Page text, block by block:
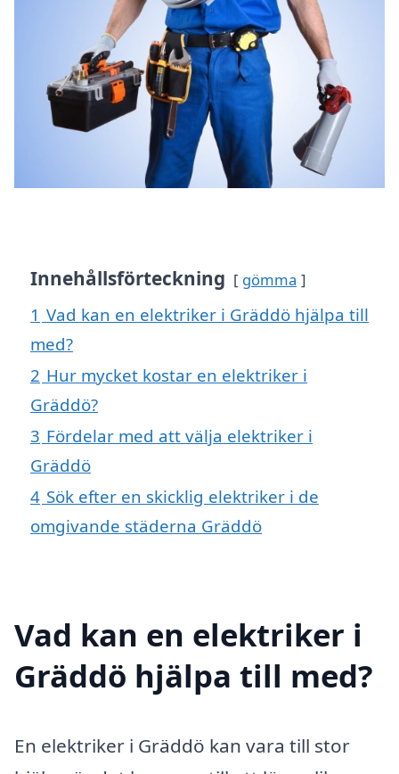
Innehållsförteckning gömma
1 Vad kan en elektriker i Gräddö hjälpa till
med?
2 Hur mycket kostar en elektriker i
Gräddö?
3 Fördelar med att välja elektriker i
Gräddö
4 Sök efter en skicklig elektriker i de
omgivande städerna Gräddö
Vad kan en elektriker i
Gräddö hjälpa till med?
En elektriker i Gräddö kan vara till stor